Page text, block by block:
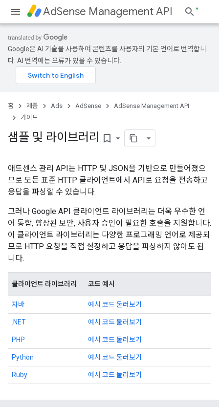
AdSense Management API
Google은 AI 기술을 사용하여 콘텐츠를 사용자의 기본 언어로 번역합니
다. AI 번역에는 오류가 있을 수 있습니다.
홈 제품 Ads AdSense
AdSense Management API
가이드
샘플 및 라이브러리 bookmark_border
애드센스 관리 API는 HTTP 및 JSON을 기반으로 만들어졌으
므로 모든 표준 HTTP 클라이언트에서 API로 요청을 전송하고
응답을 파싱할 수 있습니다.
그러나 Google API 클라이언트 라이브러리는 더욱 우수한 언
어 통합, 향상된 보안, 사용자 승인이 필요한 호출을 지원합니다.
이 클라이언트 라이브러리는 다양한 프로그래밍 언어로 제공되
므로 HTTP 요청을 직접 설정하고 응답을 파싱하지 않아도 됩
니다.
클라이언트 라이브러리 코드 예시
자바 예시 코드 둘러보기
.NET 예시 코드 둘러보기
PHP 예시 코드 둘러보기
Python 예시 코드 둘러보기
Ruby 예시 코드 둘러보기